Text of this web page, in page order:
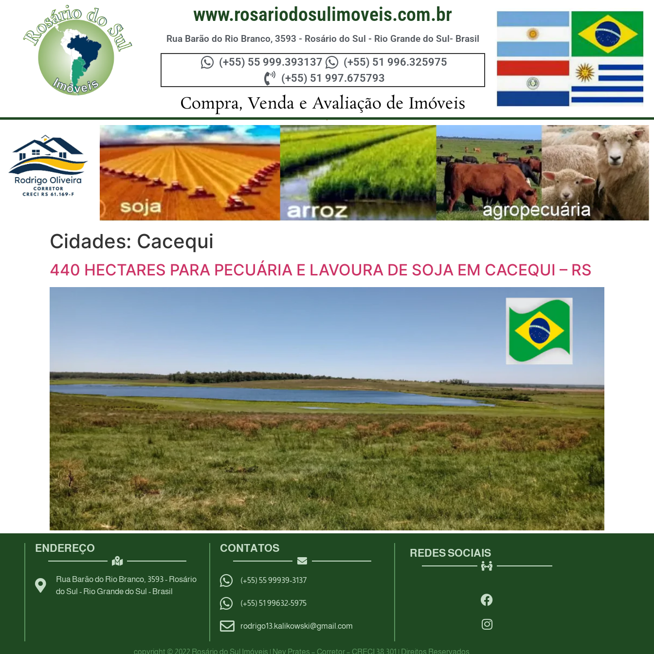
www.rosariodosulimoveis.com.br
Rua Barão do Rio Branco, 3593 - Rosário do Sul - Rio Grande do Sul- Brasil
(+55) 55 999.393137
(+55) 51 996.325975
(+55) 51 997.675793
Compra, Venda e Avaliação de Imóveis
Cidades: Cacequi
440 HECTARES PARA PECUÁRIA E LAVOURA DE SOJA EM CACEQUI – RS
ENDEREÇO
Rua Barão do Rio Branco, 3593 - Rosário
do Sul - Rio Grande do Sul - Brasil
CONTATOS
(+55) 55 99939-3137
(+55) 51 99632-5975
rodrigo13.kalikowski@gmail.com
REDES SOCIAIS
copyright © 2022 Rosário do Sul Imóveis | Ney Prates – Corretor – CRECI 38.301 | Direitos Reservados